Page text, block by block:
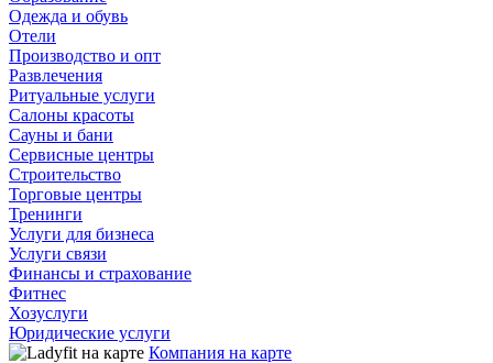
Одежда и обувь
Отели
Производство и опт
Развлечения
Ритуальные услуги
Салоны красоты
Сауны и бани
Сервисные центры
Строительство
Торговые центры
Тренинги
Услуги для бизнеса
Услуги связи
Финансы и страхование
Фитнес
Хозуслуги
Юридические услуги
Компания на карте